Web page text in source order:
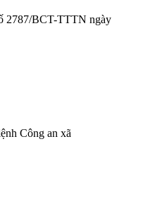
2787/BCT-TTTN ngày
Công an xã